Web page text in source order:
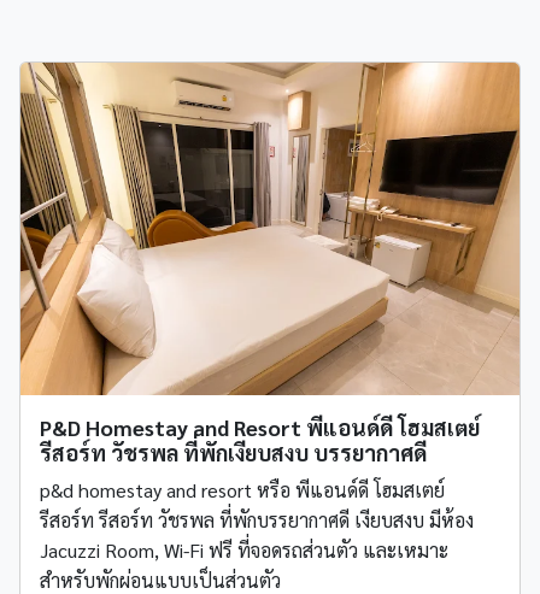
P&D Homestay and Resort พีแอนด์ดี โฮมสเตย์
รีสอร์ท วัชรพล ที่พักเงียบสงบ บรรยากาศดี
p&d homestay and resort หรือ พีแอนด์ดี โฮมสเตย์
รีสอร์ท รีสอร์ท วัชรพล ที่พักบรรยากาศดี เงียบสงบ มีห้อง
Jacuzzi Room, Wi-Fi ฟรี ที่จอดรถส่วนตัว และเหมาะ
สำหรับพักผ่อนแบบเป็นส่วนตัว